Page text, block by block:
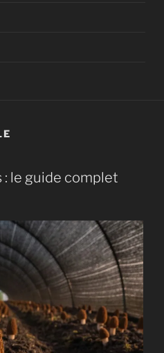
le guide complet